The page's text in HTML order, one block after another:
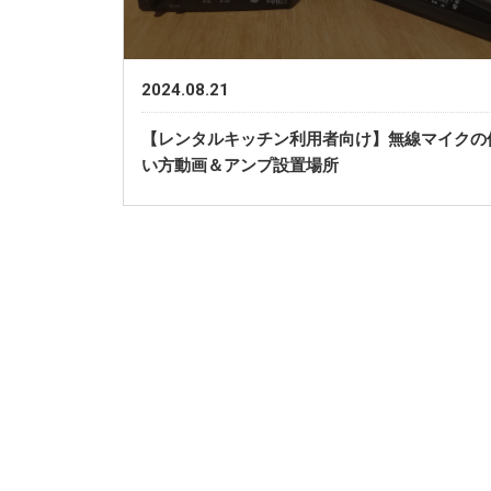
2024.08.21
【レンタルキッチン利用者向け】無線マイクの
い方動画＆アンプ設置場所